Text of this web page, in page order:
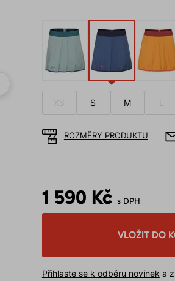
XS S M
ROZMĚRY PRODUKTU
1 590 Kč s DPH
VLOŽIT DO
Přihlaste se k odběru novinek a